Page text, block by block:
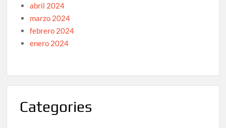
abril 2024
marzo 2024
febrero 2024
enero 2024
Categories